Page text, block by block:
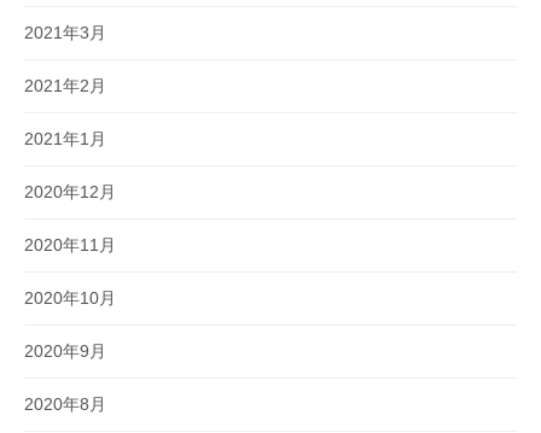
2021年3月
2021年2月
2021年1月
2020年12月
2020年11月
2020年10月
2020年9月
2020年8月